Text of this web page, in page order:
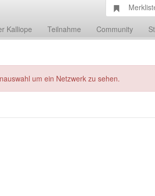
Kalliope Teilnahme Community
um ein Netzwerk zu sehen.